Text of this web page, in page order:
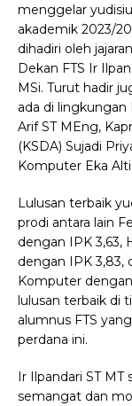
menggelar
akademik 2023/
dihadiri oleh
Dekan FTS Ir
MSi. Turut hadir
ada di lingkungan
Arif ST MEng,
(KSDA) Sujadi
Komputer Eka
Lulusan terbaik
prodi antara lain
dengan IPK 3,63,
dengan IPK 3,83,
Komputer
lulusan terbaik di
alumnus FTS
perdana ini.
Ir Ilpandari ST
semangat dan